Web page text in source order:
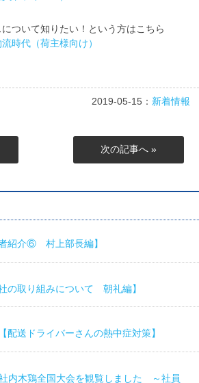
ついて知りたい！という方はこちら
時代（荷主様向け）
2019-05-15： 新着情報
次の記事へ »
紹介⑥ 村上部長編】
の取り組みについて 朝礼編】
【配送ドライバーさんの熱中症対策】
内木鶏全国大会を観覧しました ～社員